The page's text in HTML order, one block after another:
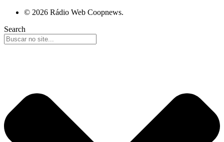
© 2026 Rádio Web Coopnews.
Search